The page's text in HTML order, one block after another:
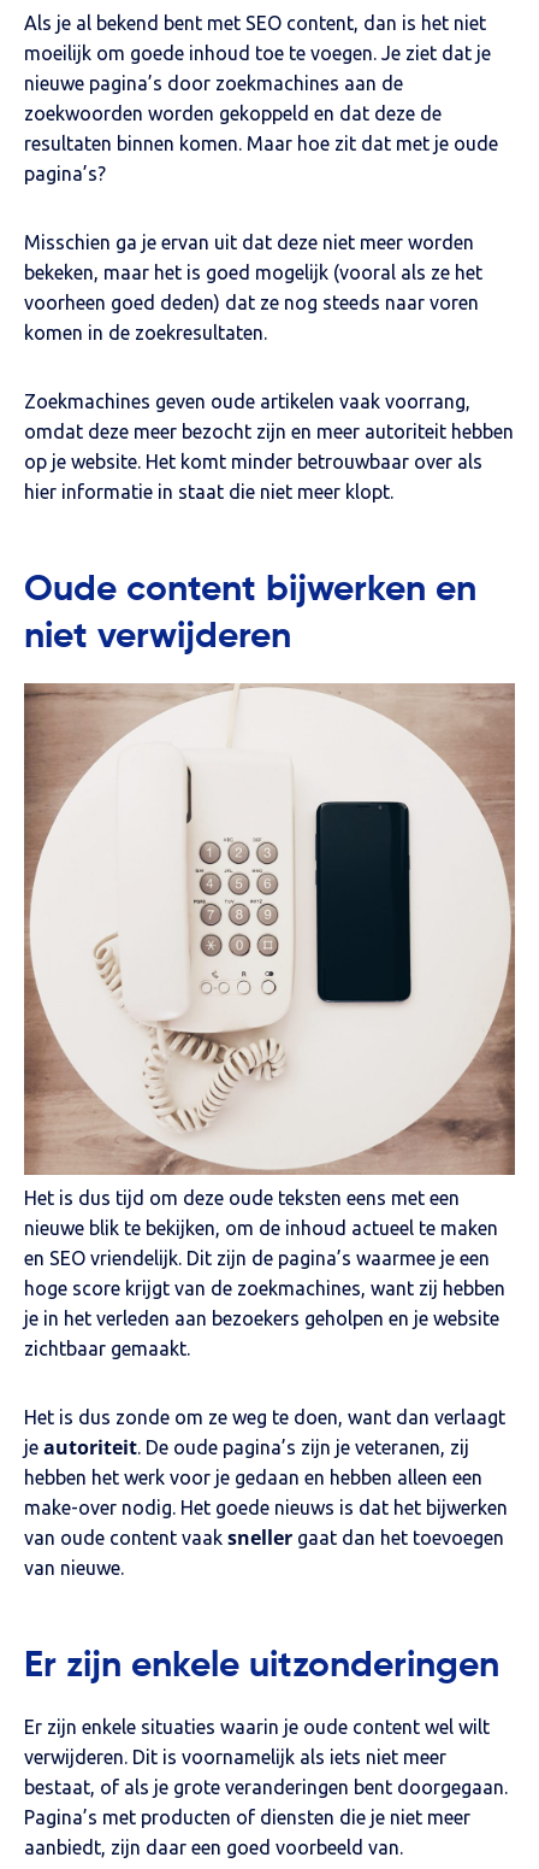
Als je al bekend bent met SEO content, dan is het niet
moeilijk om goede inhoud toe te voegen. Je ziet dat je
nieuwe pagina’s door zoekmachines aan de
zoekwoorden worden gekoppeld en dat deze de
resultaten binnen komen. Maar hoe zit dat met je oude
pagina’s?
Misschien ga je ervan uit dat deze niet meer worden
bekeken, maar het is goed mogelijk (vooral als ze het
voorheen goed deden) dat ze nog steeds naar voren
komen in de zoekresultaten.
Zoekmachines geven oude artikelen vaak voorrang,
omdat deze meer bezocht zijn en meer autoriteit hebben
op je website. Het komt minder betrouwbaar over als
hier informatie in staat die niet meer klopt.
Oude content bijwerken en
niet verwijderen
Het is dus tijd om deze oude teksten eens met een
nieuwe blik te bekijken, om de inhoud actueel te maken
en SEO vriendelijk. Dit zijn de pagina’s waarmee je een
hoge score krijgt van de zoekmachines, want zij hebben
je in het verleden aan bezoekers geholpen en je website
zichtbaar gemaakt.
Het is dus zonde om ze weg te doen, want dan verlaagt
je autoriteit. De oude pagina’s zijn je veteranen, zij
hebben het werk voor je gedaan en hebben alleen een
make-over nodig. Het goede nieuws is dat het bijwerken
van oude content vaak sneller gaat dan het toevoegen
van nieuwe.
Er zijn enkele uitzonderingen
Er zijn enkele situaties waarin je oude content wel wilt
verwijderen. Dit is voornamelijk als iets niet meer
bestaat, of als je grote veranderingen bent doorgegaan.
Pagina’s met producten of diensten die je niet meer
aanbiedt, zijn daar een goed voorbeeld van.